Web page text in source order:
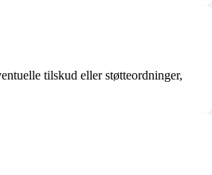
tilskud eller støtteordninger,